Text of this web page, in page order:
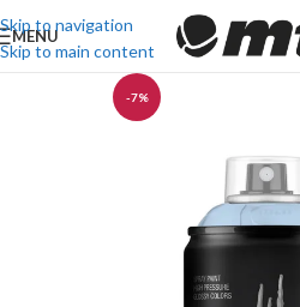
Skip to navigation
Skip to main content
MENU
-7%